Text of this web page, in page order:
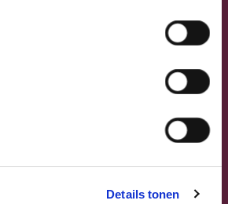
Details tonen
Federaal Parlement
Next